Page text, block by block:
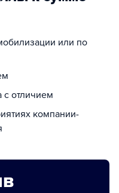
или по
отличием
компании-